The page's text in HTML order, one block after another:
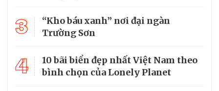
3
“Kho báu xanh” nơi đại ngàn
Trường Sơn
4
10 bãi biển đẹp nhất Việt Nam theo
bình chọn của Lonely Planet